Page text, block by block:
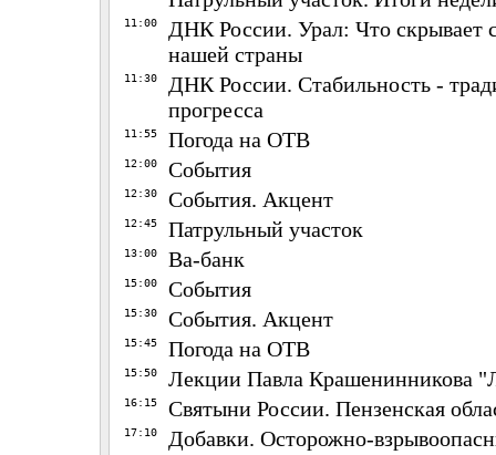
11:00
ДНК России. Урал: Что скрывает
нашей страны
11:30
ДНК России. Стабильность -
прогресса
11:55 Погода на ОТВ
12:00 События
12:30 События. Акцент
12:45 Патрульный участок
13:00 Ва-банк
15:00 События
15:30 События. Акцент
15:45 Погода на ОТВ
15:50 Лекции Павла Крашенинникова
16:15 Святыни России. Пензенская
17:10 Добавки. Осторожно-